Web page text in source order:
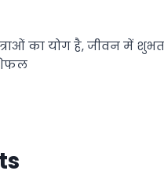
का योग है, जीवन में